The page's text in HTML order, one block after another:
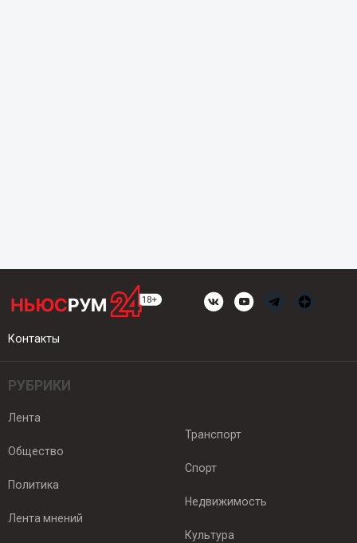
Контакты
РУБРИКИ
Лента
Общество
Политика
Лента мнений
Транспорт
Спорт
Недвижимость
Культура